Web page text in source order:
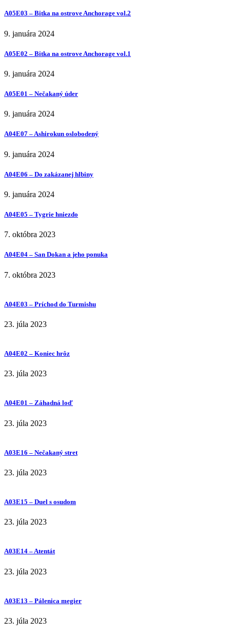
A05E03 – Bitka na ostrove Anchorage vol.2
9. januára 2024
A05E02 – Bitka na ostrove Anchorage vol.1
9. januára 2024
A05E01 – Nečakaný úder
9. januára 2024
A04E07 – Ashirokun oslobodený
9. januára 2024
A04E06 – Do zakázanej hlbiny
9. januára 2024
A04E05 – Tygrie hniezdo
7. októbra 2023
A04E04 – San Dokan a jeho ponuka
7. októbra 2023
A04E03 – Príchod do Turmishu
23. júla 2023
A04E02 – Koniec hrôz
23. júla 2023
A04E01 – Záhadná loď
23. júla 2023
A03E16 – Nečakaný stret
23. júla 2023
A03E15 – Duel s osudom
23. júla 2023
A03E14 – Atentát
23. júla 2023
A03E13 – Pálenica megier
23. júla 2023